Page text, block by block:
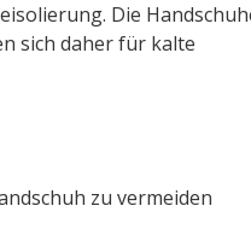
Die
sich daher für kalte
zu vermeiden